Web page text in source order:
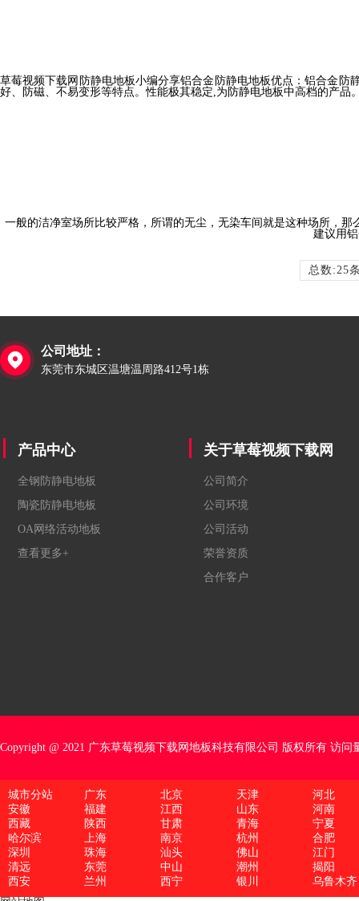
草莓视频下载网 防静电地板小编分享铝合金 防静电地板优点：铝合金防
好、防磁、不易变形等特点。性能极其稳定,为防静电地板中高档的产品
一般的洁净室场所比较严格，所谓的无尘，无染车间就是这种场所
建议用铝
总数:25

公司地址：
东莞市东城区温塘温周路412号1栋
产品中心
全钢防静电地板
陶瓷防静电地板
OA网络活动地板
查看更多+
关于草莓视频下载网
公司简介
公司环境
公司活动
荣誉资质
合作客户
Copyright @ 2021 广东草莓视频下载网地板科技有限公司 版权所有 访问量
城市分站 广东 北京 天津
河北
安徽
福建 江西 山东
河南
西藏
陕西 甘肃 青海
宁夏
哈尔滨
上海 南京 杭州
合肥
深圳
珠海 汕头 佛山
江门
清远
东莞 中山 潮州
揭阳
西安
兰州 西宁 银川
乌鲁木齐